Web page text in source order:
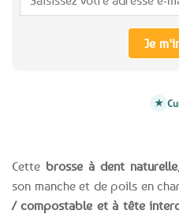
Cette brosse à dent naturelle
son manche et de poils en
/ compostable et à tête
Je